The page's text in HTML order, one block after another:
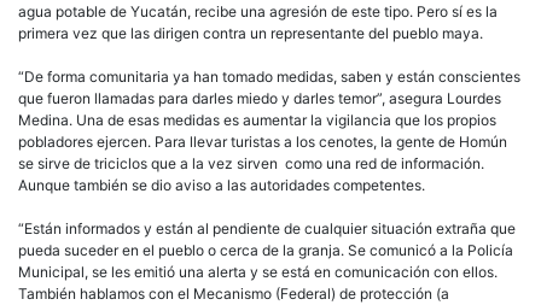
agua potable de Yucatán, recibe una agresión de este tipo. Pero sí es la
primera vez que las dirigen contra un representante del pueblo maya.
“De forma comunitaria ya han tomado medidas, saben y están conscientes
que fueron llamadas para darles miedo y darles temor”, asegura Lourdes
Medina. Una de esas medidas es aumentar la vigilancia que los propios
pobladores ejercen. Para llevar turistas a los cenotes, la gente de Homún
se sirve de triciclos que a la vez sirven como una red de información.
Aunque también se dio aviso a las autoridades competentes.
“Están informados y están al pendiente de cualquier situación extraña que
pueda suceder en el pueblo o cerca de la granja. Se comunicó a la Policía
Municipal, se les emitió una alerta y se está en comunicación con ellos.
También hablamos con el Mecanismo (Federal) de protección (a